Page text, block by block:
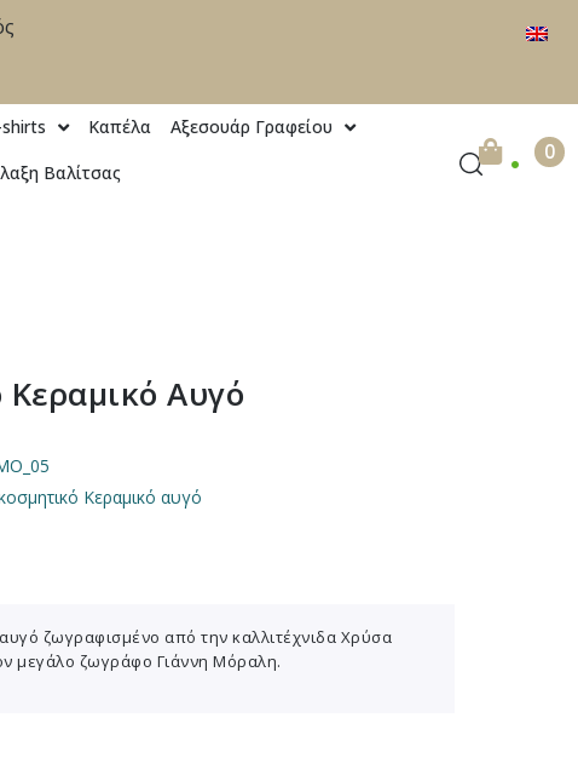
Καπέλα
Αξεσουάρ Γραφείου
Βαλίτσας . 0
Κεραμικό Αυγό
Κεραμικό αυγό
ζωγραφισμένο από την καλλιτέχνιδα Χρύσα
μεγάλο ζωγράφο Γιάννη Μόραλη.